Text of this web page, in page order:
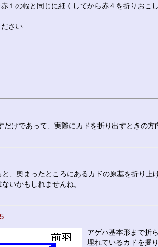
１の幅と同じに細くしてから赤４を折りおこし
さい
けであって、実際にカドを折り出すときの方
、奥まったところにあるカドの原基を折り上
いかもしれませんね。
アゲハ基本形まで折
埋れているカドを掘